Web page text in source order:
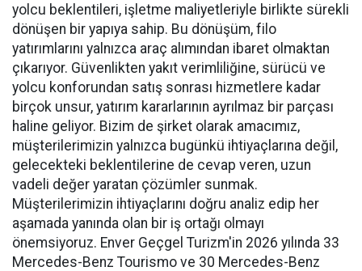
yolcu beklentileri, işletme maliyetleriyle birlikte sürekli
dönüşen bir yapıya sahip. Bu dönüşüm, filo
yatırımlarını yalnızca araç alımından ibaret olmaktan
çıkarıyor. Güvenlikten yakıt verimliliğine, sürücü ve
yolcu konforundan satış sonrası hizmetlere kadar
birçok unsur, yatırım kararlarının ayrılmaz bir parçası
haline geliyor. Bizim de şirket olarak amacımız,
müşterilerimizin yalnızca bugünkü ihtiyaçlarına değil,
gelecekteki beklentilerine de cevap veren, uzun
vadeli değer yaratan çözümler sunmak.
Müşterilerimizin ihtiyaçlarını doğru analiz edip her
aşamada yanında olan bir iş ortağı olmayı
önemsiyoruz. Enver Geçgel Turizm'in 2026 yılında 33
Mercedes-Benz Tourismo ve 30 Mercedes-Benz